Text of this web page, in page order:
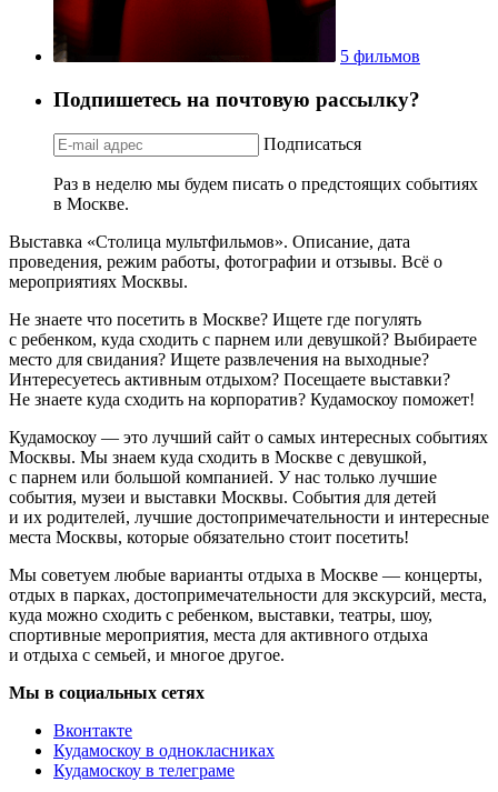
5 фильмов
Подпишетесь на почтовую рассылку?
Подписаться
Раз в неделю мы будем писать о предстоящих событиях
в Москве.
Выставка «Столица мультфильмов». Описание, дата
проведения, режим работы, фотографии и отзывы. Всё о
мероприятиях Москвы.
Не знаете что посетить в Москве? Ищете где погулять
с ребенком, куда сходить с парнем или девушкой? Выбираете
место для свидания? Ищете развлечения на выходные?
Интересуетесь активным отдыхом? Посещаете выставки?
Не знаете куда сходить на корпоратив? Кудамоскоу поможет!
Кудамоскоу — это лучший сайт о самых интересных событиях
Москвы. Мы знаем куда сходить в Москве с девушкой,
с парнем или большой компанией. У нас только лучшие
события, музеи и выставки Москвы. События для детей
и их родителей, лучшие достопримечательности и интересные
места Москвы, которые обязательно стоит посетить!
Мы советуем любые варианты отдыха в Москве — концерты,
отдых в парках, достопримечательности для экскурсий, места,
куда можно сходить с ребенком, выставки, театры, шоу,
спортивные мероприятия, места для активного отдыха
и отдыха с семьей, и многое другое.
Мы в социальных сетях
Вконтакте
Кудамоскоу в однокласниках
Кудамоскоу в телеграме